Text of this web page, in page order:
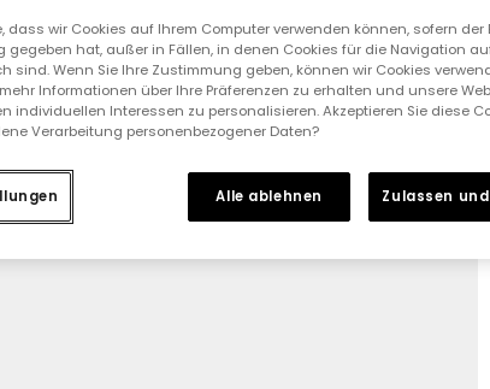
dass wir Cookies auf Ihrem Computer verwenden können, sofern der
gegeben hat, außer in Fällen, in denen Cookies für die Navigation
sind. Wenn Sie Ihre Zustimmung geben, können wir Cookies
Informationen über Ihre Präferenzen zu erhalten und unsere
individuellen Interessen zu personalisieren. Akzeptieren Sie diese
Verarbeitung personenbezogener Daten?
Alle ablehnen Zulassen